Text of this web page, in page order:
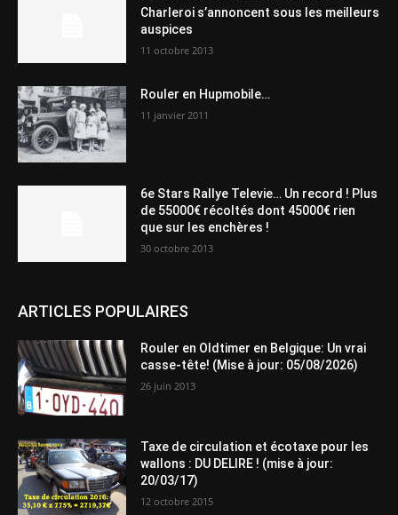
Charleroi s’annoncent sous les meilleurs
auspices
11 octobre 2013
Rouler en Hupmobile…
11 janvier 2011
6e Stars Rallye Televie… Un record ! Plus
de 55000€ récoltés dont 45000€ rien
que sur les enchères !
30 octobre 2013
ARTICLES POPULAIRES
Rouler en Oldtimer en Belgique: Un vrai
casse-tête! (Mise à jour: 05/08/2026)
26 juin 2013
Taxe de circulation et écotaxe pour les
wallons : DU DELIRE ! (mise à jour:
20/03/17)
12 octobre 2015